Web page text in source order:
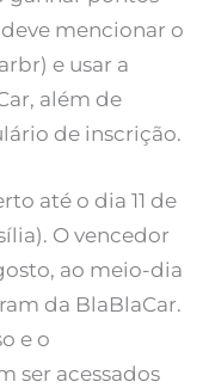
mencionar o
e usar a
além de
de inscrição.
até o dia 11 de
O vencedor
ao meio-dia
da BlaBlaCar.
e o
ser acessados